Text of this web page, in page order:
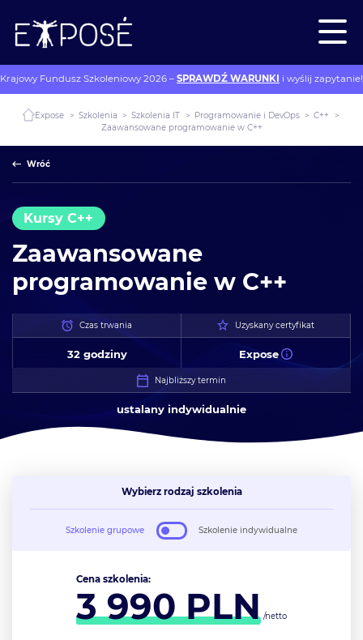
Krajowy Fundusz Szkoleniowy 2026 – SPRAWDŹ WARUNKI i wyślij zapytanie!
Expose > Szkolenia > Szkolenia IT > Programowanie i DevOps > C++
>
Zaawansowane programowanie w C++
Wróć
Kursy C++
Zaawansowane
programowanie w C++
Czas trwania
32 godziny
Uzyskany certyfikat
Expose
Najbliższy termin
ustalany indywidualnie
Wybierz rodzaj szkolenia
Szkolenie grupowe Szkolenie indywidualne
Cena szkolenia:
3 990PLN /netto